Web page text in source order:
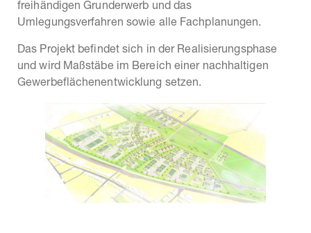
freihändigen Grunderwerb und das
Umlegungsverfahren sowie alle Fachplanungen.
Das Projekt befindet sich in der Realisierungsphase
und wird Maßstäbe im Bereich einer nachhaltigen
Gewerbeflächenentwicklung setzen.